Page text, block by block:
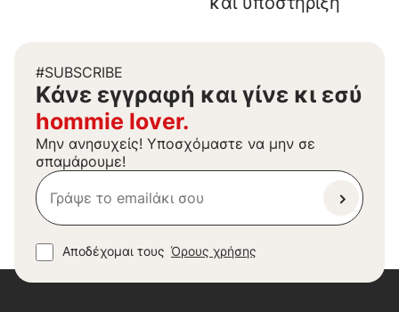
#SUBSCRIBE
Kάνε εγγραφή και γίνε κι εσύ
hommie lover.
Μην ανησυχείς! Υποσχόμαστε να μην σε
σπαμάρουμε!
Αποδέχομαι τους Όρους χρήσης